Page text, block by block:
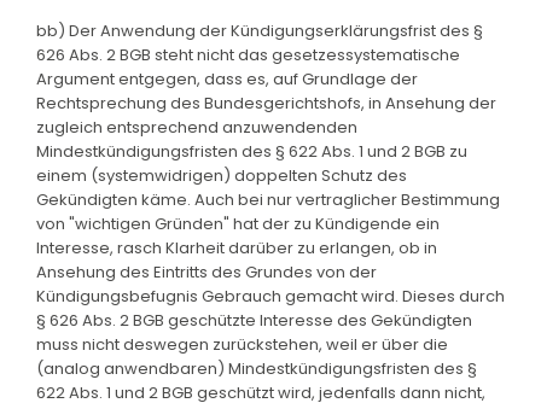
bb) Der Anwendung der Kündigungserklärungsfrist des §
626 Abs. 2 BGB steht nicht das gesetzessystematische
Argument entgegen, dass es, auf Grundlage der
Rechtsprechung des Bundesgerichtshofs, in Ansehung der
zugleich entsprechend anzuwendenden
Mindestkündigungsfristen des § 622 Abs. 1 und 2 BGB zu
einem (systemwidrigen) doppelten Schutz des
Gekündigten käme. Auch bei nur vertraglicher Bestimmung
von "wichtigen Gründen" hat der zu Kündigende ein
Interesse, rasch Klarheit darüber zu erlangen, ob in
Ansehung des Eintritts des Grundes von der
Kündigungsbefugnis Gebrauch gemacht wird. Dieses durch
§ 626 Abs. 2 BGB geschützte Interesse des Gekündigten
muss nicht deswegen zurückstehen, weil er über die
(analog anwendbaren) Mindestkündigungsfristen des §
622 Abs. 1 und 2 BGB geschützt wird, jedenfalls dann nicht,